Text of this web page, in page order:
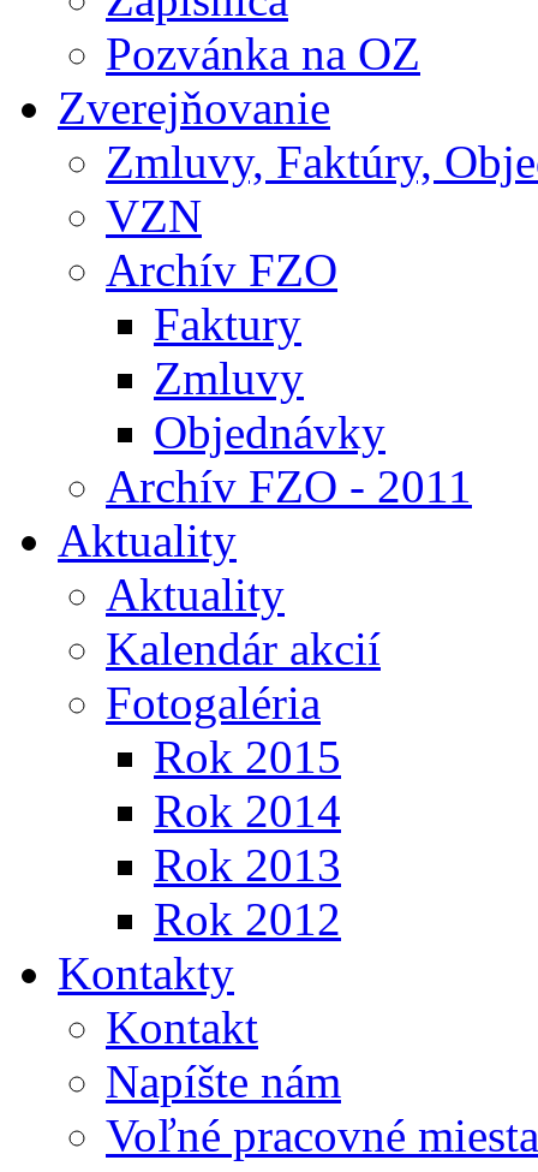
Pozvánka na OZ
Zverejňovanie
Zmluvy, Faktúry,
VZN
Archív FZO
Faktury
Zmluvy
Objednávky
Archív FZO - 2011
Aktuality
Aktuality
Kalendár akcií
Fotogaléria
Rok 2015
Rok 2014
Rok 2013
Rok 2012
Kontakty
Kontakt
Napíšte nám
Voľné pracovné miesta